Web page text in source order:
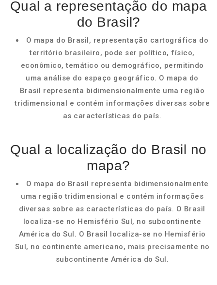
Qual a representação do mapa
do Brasil?
O mapa do Brasil, representação cartográfica do
território brasileiro, pode ser político, físico,
econômico, temático ou demográfico, permitindo
uma análise do espaço geográfico. O mapa do
Brasil representa bidimensionalmente uma região
tridimensional e contém informações diversas sobre
as características do país.
Qual a localização do Brasil no
mapa?
O mapa do Brasil representa bidimensionalmente
uma região tridimensional e contém informações
diversas sobre as características do país. O Brasil
localiza-se no Hemisfério Sul, no subcontinente
América do Sul. O Brasil localiza-se no Hemisfério
Sul, no continente americano, mais precisamente no
subcontinente América do Sul.